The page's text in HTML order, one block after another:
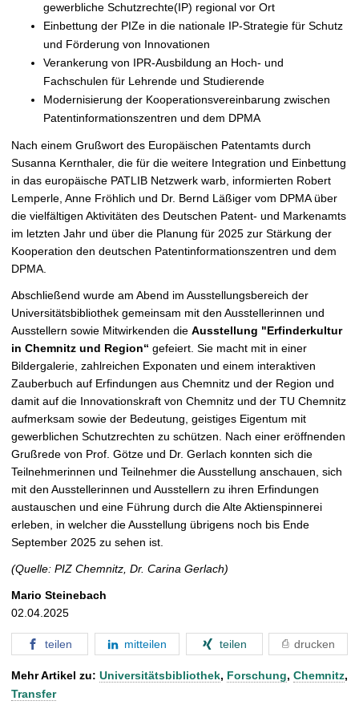
gewerbliche Schutzrechte(IP) regional vor Ort
Einbettung der PIZe in die nationale IP-Strategie für Schutz
und Förderung von Innovationen
Verankerung von IPR-Ausbildung an Hoch- und
Fachschulen für Lehrende und Studierende
Modernisierung der Kooperationsvereinbarung zwischen
Patentinformationszentren und dem DPMA
Nach einem Grußwort des Europäischen Patentamts durch
Susanna Kernthaler, die für die weitere Integration und Einbettung
in das europäische PATLIB Netzwerk warb, informierten Robert
Lemperle, Anne Fröhlich und Dr. Bernd Läßiger vom DPMA über
die vielfältigen Aktivitäten des Deutschen Patent- und Markenamts
im letzten Jahr und über die Planung für 2025 zur Stärkung der
Kooperation den deutschen Patentinformationszentren und dem
DPMA.
Abschließend wurde am Abend im Ausstellungsbereich der
Universitätsbibliothek gemeinsam mit den Ausstellerinnen und
Ausstellern sowie Mitwirkenden die Ausstellung "Erfinderkultur
in Chemnitz und Region“ gefeiert. Sie macht mit in einer
Bildergalerie, zahlreichen Exponaten und einem interaktiven
Zauberbuch auf Erfindungen aus Chemnitz und der Region und
damit auf die Innovationskraft von Chemnitz und der TU Chemnitz
aufmerksam sowie der Bedeutung, geistiges Eigentum mit
gewerblichen Schutzrechten zu schützen. Nach einer eröffnenden
Grußrede von Prof. Götze und Dr. Gerlach konnten sich die
Teilnehmerinnen und Teilnehmer die Ausstellung anschauen, sich
mit den Ausstellerinnen und Ausstellern zu ihren Erfindungen
austauschen und eine Führung durch die Alte Aktienspinnerei
erleben, in welcher die Ausstellung übrigens noch bis Ende
September 2025 zu sehen ist.
(Quelle: PIZ Chemnitz, Dr. Carina Gerlach)
Mario Steinebach
02.04.2025
teilen mitteilen teilen drucken
Mehr Artikel zu: Universitätsbibliothek, Forschung, Chemnitz,
Transfer